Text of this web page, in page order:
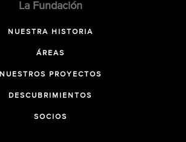
La Fundación
NUESTRA HISTORIA
ÁREAS
NUESTROS PROYECTOS
DESCUBRIMIENTOS
SOCIOS